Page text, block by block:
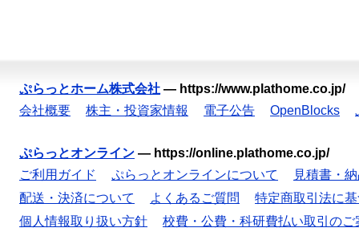
ぷらっとホーム株式会社 — https://www.plathome.co.jp/
会社概要
株主・投資家情報 電子公告 OpenBlocks
ぷらっとオンライン — https://online.plathome.co.jp/
ご利用ガイド
ぷらっとオンラインについて
見積書・
配送・決済について
よくあるご質問
特定商取引法に
個人情報取り扱い方針
校費・公費・科研費払い取引のご